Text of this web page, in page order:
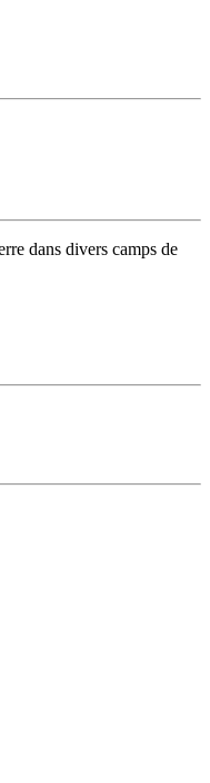
dans divers camps de